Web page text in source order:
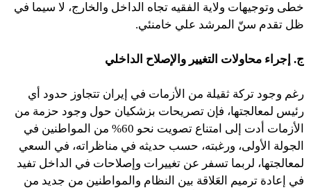
خطى وتوجيهات ولاية الفقيه تجاه الداخل والخارج، لا سيما في
ظل تقدم سنّ المرشد علي خامنئي.
ج. إجراء محاولات التغيير والإصلاح الداخلي
رغم وجود تركة ثقيلة من الأزمات في إيران تتجاوز حدود أي
رئيس لمعالجتها، فإن تصريحات بزشكيان حول وجود حزمة من
الأزمات أدت إلى امتناع تصويت نحو 60% من المواطنين في
الجولة الأولى، ورغبته، حسب حديثه في مناظراته، في السعي
لمعالجتها، لربما تسفر عن تغييرات وإصلاحات في الداخل تفيد
في إعادة ترميم العَلاقة بين النظام والمواطنين من جديد من